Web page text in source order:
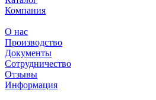
Компания
О нас
Производство
Документы
Сотрудничество
Отзывы
Информация